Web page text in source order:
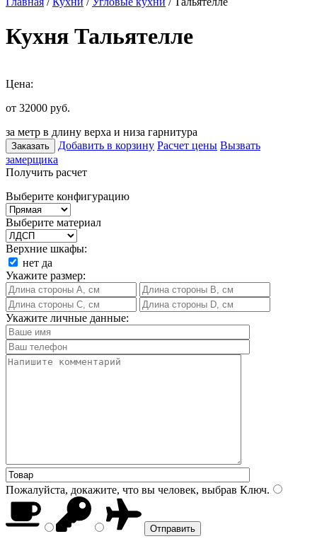
Кухня Тальятелле
Цена:
от 32000 руб.
за метр в длину верха и низа гарнитура
Заказать Добавить в корзину Расчет цены Вызвать
замерщика
Получить расчет
Выберите конфигурацию
Выберите материал
Верхние шкафы:
нет да
Укажите размер:
Укажите личные данные:
Пожалуйста, докажите, что вы человек, выбрав Ключ.